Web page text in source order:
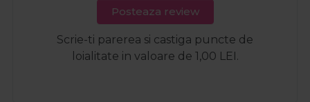
Posteaza review
Scrie-ti parerea si castiga puncte de
loialitate in valoare de 1,00 LEI.